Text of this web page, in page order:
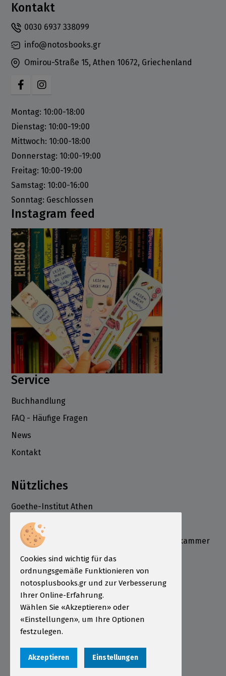
Kontakt
0030 6937 338099
info@notosbooks.gr
Omirou-Straße 15, Athen 10672, Griechenland
Montag: 10:00-18:00
Dienstag: 10:00-19:00
Mittwoch: 10:00-18:00
Donnerstag: 10:00-19:00
Freitag: 10:00-19:00
Samstag: 10:00-16:00
Sonntag: Geschlossen
Instagram feed
Service
Buchhandlung
FAQ - Häufige Fragen
News
Kontakt
Nützliches
Goethe-Institut Athen
Deutsche Schule Athen
Deutsch-Griechische Industrie- und Handelskammer
ÖSD Institut Griechenland
Informationen
Bestellung
Zahlungsarten
Sendungen
Nutzungsbedingungen
Cookies sind wichtig für das
ordnungsgemäße Funktionieren von
notosplusbooks.gr und zur Verbesserung
Ihrer Online-Erfahrung.
Wählen Sie «Akzeptieren» oder
«Einstellungen», um Ihre Optionen
festzulegen.
Akzeptieren Einstellungen